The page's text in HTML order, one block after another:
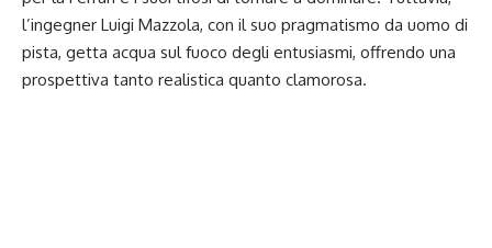
l’ingegner Luigi Mazzola, con il suo pragmatismo da uomo di
pista, getta acqua sul fuoco degli entusiasmi, offrendo una
prospettiva tanto realistica quanto clamorosa.